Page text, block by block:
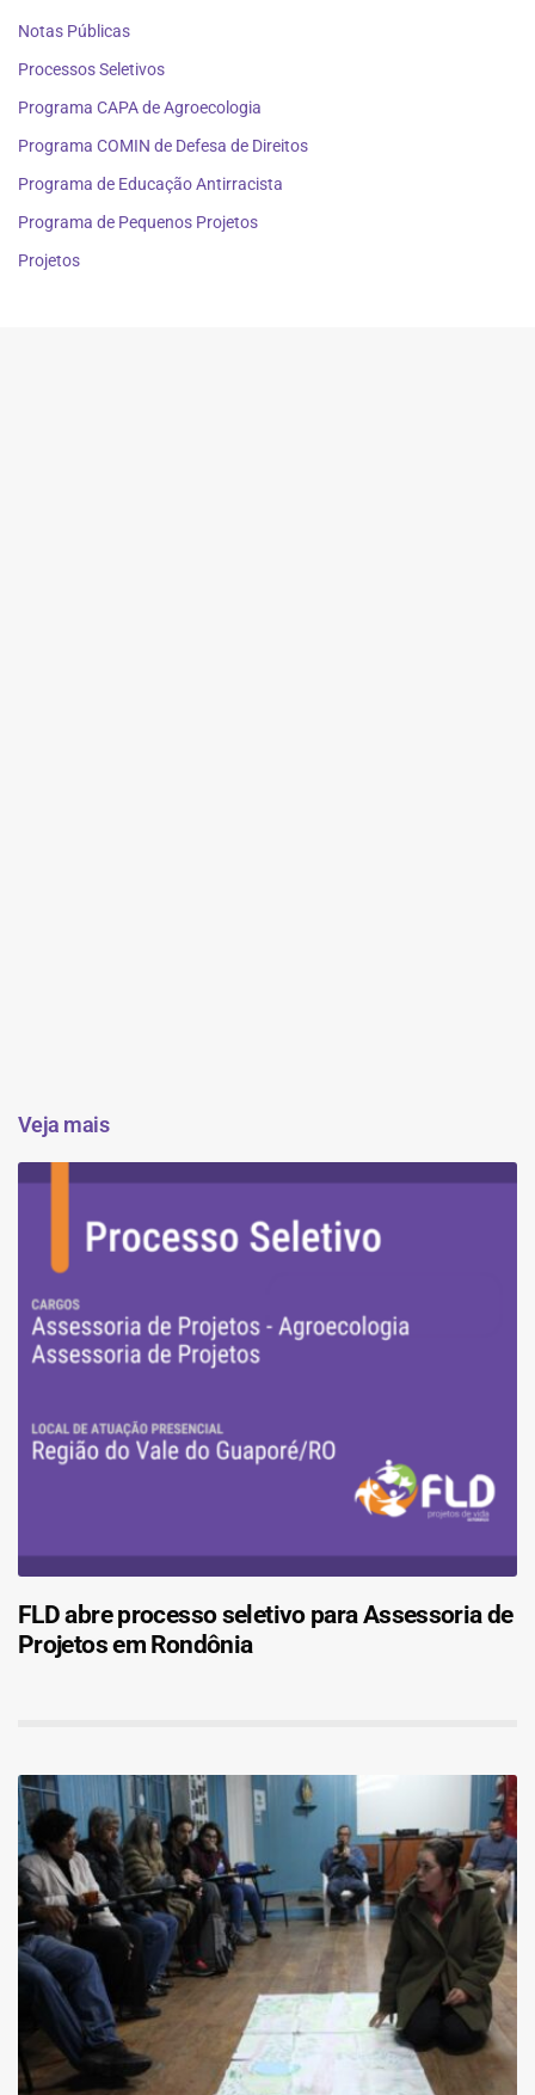
Notas Públicas
Processos Seletivos
Programa CAPA de Agroecologia
Programa COMIN de Defesa de Direitos
Programa de Educação Antirracista
Programa de Pequenos Projetos
Projetos
Veja mais
FLD abre processo seletivo para Assessoria de
Projetos em Rondônia